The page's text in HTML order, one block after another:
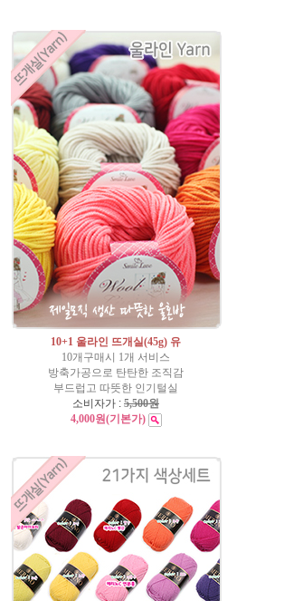
10+1 울라인 뜨개실(45g) 유
10개구매시 1개 서비스
방축가공으로 탄탄한 조직감
부드럽고 따뜻한 인기털실
소비자가 : 5,500원
4,000원(기본가)